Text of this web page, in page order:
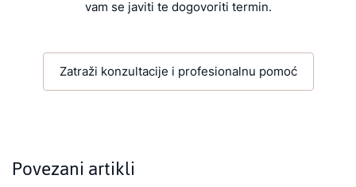
vam se javiti te dogovoriti termin.
Zatraži konzultacije i profesionalnu pomoć
Povezani artikli